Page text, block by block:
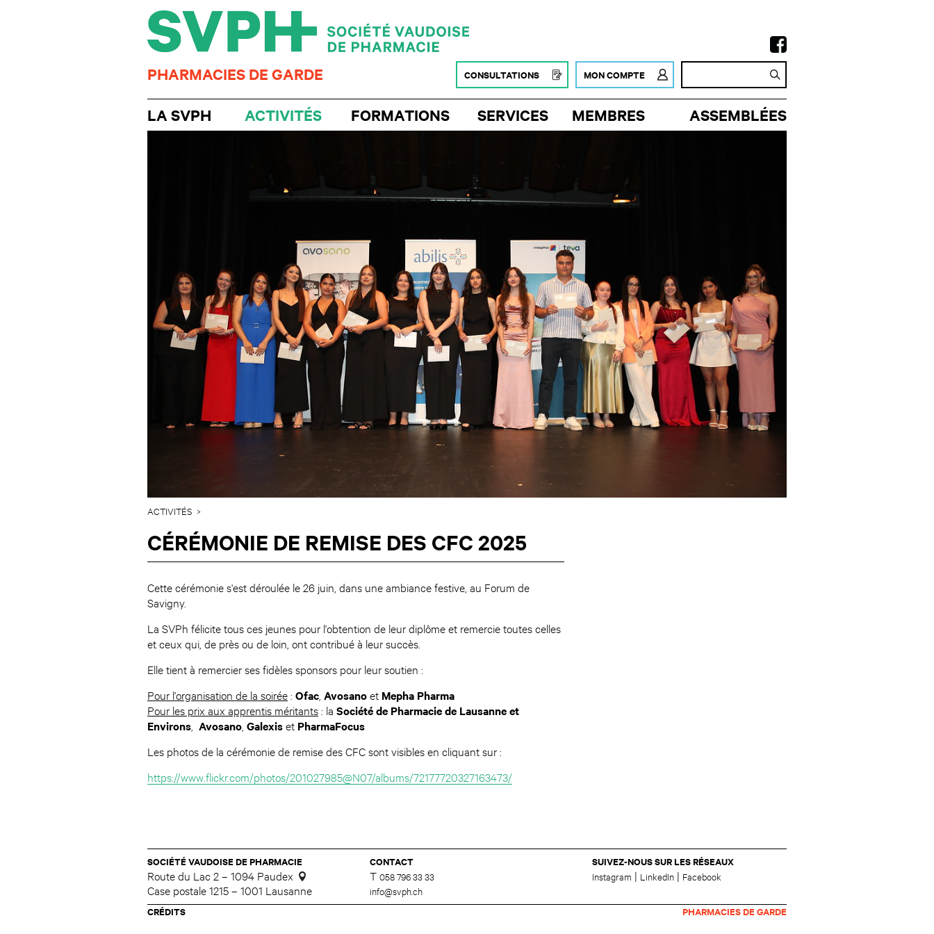
CONSULTATIONS MON COMPTE
PHARMACIES DE GARDE
LA SVPH ACTIVITÉS FORMATIONS SERVICES MEMBRES ASSEMBLÉES
ACTIVITÉS
CÉRÉMONIE DE REMISE DES CFC 2025
Cette cérémonie s'est déroulée le 26 juin, dans une ambiance festive, au Forum de
Savigny.
La SVPh félicite tous ces jeunes pour l'obtention de leur diplôme et remercie toutes celles
et ceux qui, de près ou de loin, ont contribué à leur succès.
Elle tient à remercier ses fidèles sponsors pour leur soutien :
Pour l'organisation de la soirée: Ofac Avosanoet Mepha Pharma
Pour les prix aux apprentis méritants: la Société de Pharmacie de Lausanne et
Environs Avosano Galexiset PharmaFocus
Les photos de la cérémonie de remise des CFC sont visibles en cliquant sur :
https://www.flickr.com/photos/201027985@N07/albums/72177720327163473/
SOCIÉTÉ VAUDOISE DE PHARMACIE
Route du Lac 2 – 1094 Paudex
Case postale 1215 – 1001 Lausanne
CONTACT
T 058 796 33 33
info@svph.ch
SUIVEZ-NOUS SUR LES RÉSEAUX
Instagram | LinkedIn| Facebook
CRÉDITS PHARMACIES DE GARDE